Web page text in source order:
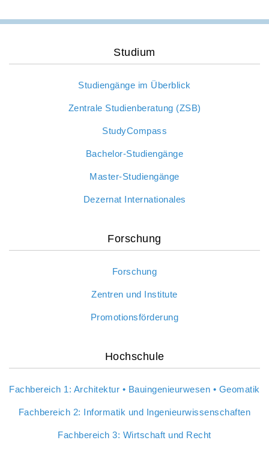
Studium
Studiengänge im Überblick
Zentrale Studienberatung (ZSB)
StudyCompass
Bachelor-Studiengänge
Master-Studiengänge
Dezernat Internationales
Forschung
Forschung
Zentren und Institute
Promotionsförderung
Hochschule
Fachbereich 1: Architektur • Bauingenieurwesen • Geomatik
Fachbereich 2: Informatik und Ingenieurwissenschaften
Fachbereich 3: Wirtschaft und Recht